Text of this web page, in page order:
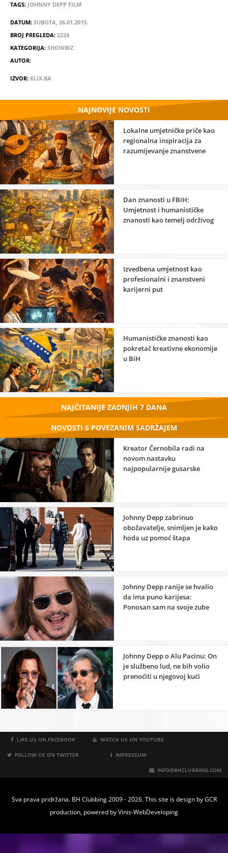
TAGS: JOHNNY DEPP FILM
DATUM: SUBOTA, 26.01.2019.
BROJ PREGLEDA: 2224
KATEGORIJA: SHOWBIZ
AUTOR:
IZVOR: KLIX.BA
NAJNOVIJE NOVOSTI
Lokalne umjetničke priče kao
regionalna inspiracija za
razumijevanje znanstvene
Dan znanosti u FBiH:
Umjetnost i humanističke
znanosti kao temelj održivog
Izvedbena umjetnost kao
profesionalni i znanstveni
karijerni put
Humanističke znanosti kao
pokretač kreativne ekonomije
u BiH
NAJČITANIJE ZADNJIH 7 DANA
NOVOSTI S POVEZANIM SADRŽAJEM
Kreator Černobila radi na
novom nastavku
najpopularnije gusarske
Johnny Depp zabrinuo
obožavatelje, snimljen je kako
hoda uz pomoć štapa
Johnny Depp ranije se hvalio
da ima puno karijesa:
Ponosan sam na svoje zube
Johnny Depp o Alu Pacinu: On
je službeno lud, ne bih volio
prenoćiti u njegovoj kući
LIKE US ON FACEBOOK WATCH US ON YOUTUBE
FOLLOW US ON TWITTER IMPRESSUM
INFO@BHCLUBBING.COM
Sva prava pridržana. BH Clubbing 2009 - 2026. This site is design byGCR
production, powered byVinis-WebDeveloping